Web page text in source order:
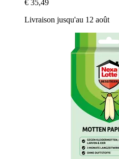
€ 35,49
Livraison jusqu'au 12 août